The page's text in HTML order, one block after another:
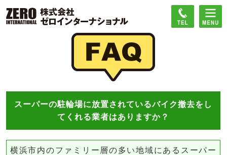
スーパーの駐輪場に放置されているバイク撤去をし
てくれる業者はありますか？
横浜市内のファミリー層の多い地域にあるスーパー